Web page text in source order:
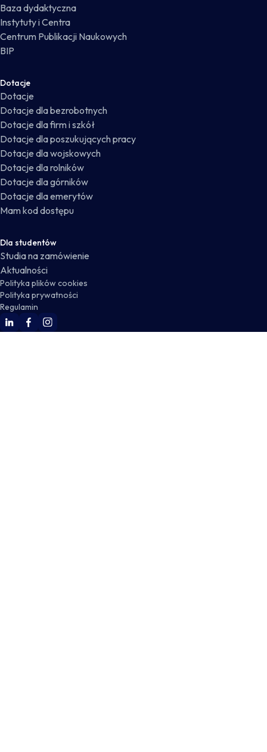
Baza dydaktyczna
Instytuty i Centra
Centrum Publikacji Naukowych
BIP
Dotacje
Dotacje
Dotacje dla bezrobotnych
Dotacje dla firm i szkół
Dotacje dla poszukujących pracy
Dotacje dla wojskowych
Dotacje dla rolników
Dotacje dla górników
Dotacje dla emerytów
Mam kod dostępu
Dla studentów
Studia na zamówienie
Aktualności
Polityka plików cookies
Polityka prywatności
Regulamin
WSKZ Linkedin
WSKZ Facebook
WSKZ Instagram